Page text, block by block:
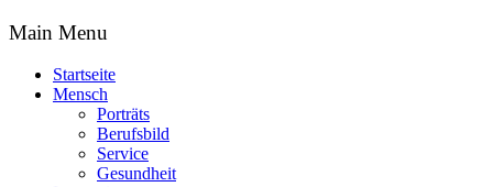
Main Menu
Startseite
Mensch
Porträts
Berufsbild
Service
Gesundheit